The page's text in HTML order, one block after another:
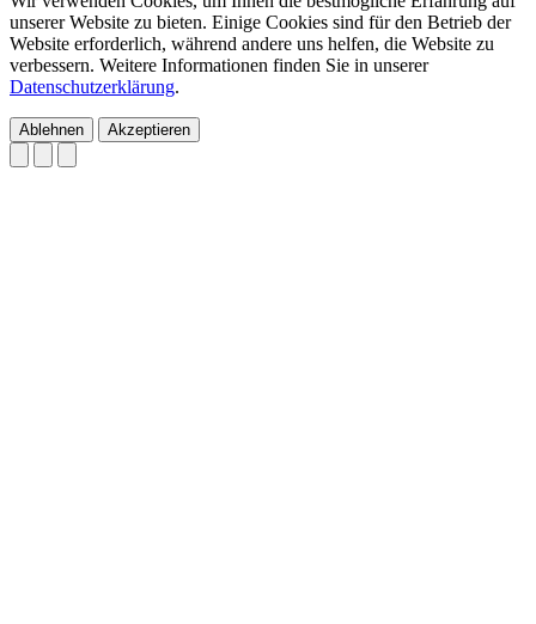
unserer Website zu bieten. Einige Cookies sind für den Betrieb der
Website erforderlich, während andere uns helfen, die Website zu
verbessern. Weitere Informationen finden Sie in unserer
Datenschutzerklärung.
Ablehnen Akzeptieren